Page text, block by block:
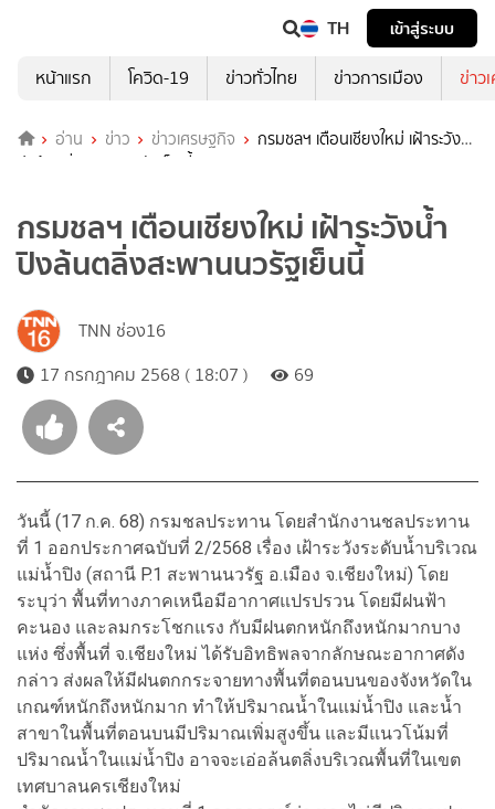
TH
เข้าสู่ระบบ
หน้าแรก
โควิด-19 ข่าวทั่วไทย ข่าวการเมือง ข่าว
อ่าน ข่าว ข่าวเศรษฐกิจ
กรมชลฯ เตือนเชียงใหม่ เฝ้าระวังน้ำ
ปิงล้นตลิ่งสะพานนวรัฐเย็นนี้
กรมชลฯ เตือนเชียงใหม่ เฝ้าระวังน้ำ
ปิงล้นตลิ่งสะพานนวรัฐเย็นนี้
TNN ช่อง16
17 กรกฎาคม 2568 ( 18:07 )
69
วันนี้ (17 ก.ค. 68) กรมชลประทาน โดยสำนักงานชลประทาน
ที่ 1 ออกประกาศฉบับที่ 2/2568 เรื่อง เฝ้าระวังระดับน้ำบริเวณ
แม่น้ำปิง (สถานี P.1 สะพานนวรัฐ อ.เมือง จ.เชียงใหม่) โดย
ระบุว่า พื้นที่ทางภาคเหนือมีอากาศแปรปรวน โดยมีฝนฟ้า
คะนอง และลมกระโชกแรง กับมีฝนตกหนักถึงหนักมากบาง
แห่ง ซึ่งพื้นที่ จ.เชียงใหม่ ได้รับอิทธิพลจากลักษณะอากาศดัง
กล่าว ส่งผลให้มีฝนตกกระจายทางพื้นที่ตอนบนของจังหวัดใน
เกณฑ์หนักถึงหนักมาก ทำให้ปริมาณน้ำในแม่น้ำปิง และน้ำ
สาขาในพื้นที่ตอนบนมีปริมาณเพิ่มสูงขึ้น และมีแนวโน้มที่
ปริมาณน้ำในแม่น้ำปิง อาจจะเอ่อล้นตลิ่งบริเวณพื้นที่ในเขต
เทศบาลนครเชียงใหม่